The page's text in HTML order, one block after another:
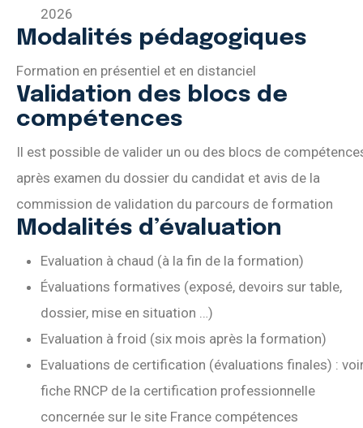
2026
Modalités pédagogiques
Formation en présentiel et en distanciel
Validation des blocs de
compétences
Il est possible de valider un ou des blocs de
après examen du dossier du candidat et avis de la
commission de validation du parcours de formation
Modalités d’évaluation
Evaluation à chaud (à la fin de la formation)
Évaluations formatives (exposé, devoirs sur table,
dossier, mise en situation …)
Evaluation à froid (six mois après la formation)
Evaluations de certification (évaluations finales) :
fiche RNCP de la certification professionnelle
concernée sur le site France compétences